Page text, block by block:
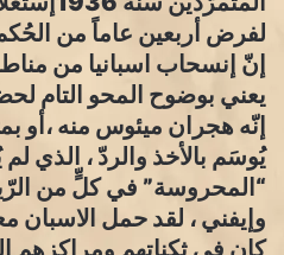
لفرض أربعين عاماً من
إنّ إنسحاب اسبانيا من
يعني بوضوح المحو التام
إنّه هجران ميئوس منه ،أو
يُوسَم بالأخذ والردّ ، الذي
“المحروسة” في كلٍّ من
وإيفني ، لقد حمل الاسبان
كان في ثكناتهم ومراكزهم